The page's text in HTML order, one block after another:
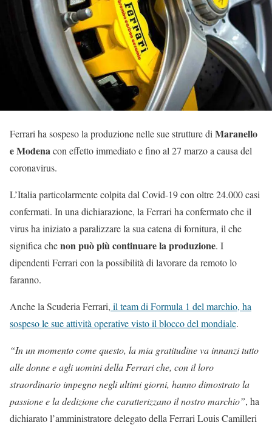
Ferrari ha sospeso la produzione nelle sue strutture di Maranello
e Modenacon effetto immediato e fino al 27 marzo a causa del
coronavirus.
L’Italia particolarmente colpita dal Covid-19 con oltre 24.000 casi
confermati. In una dichiarazione, la Ferrari ha confermato che il
virus ha iniziato a paralizzare la sua catena di fornitura, il che
significa chenon può più continuare la produzione. I
dipendenti Ferrari con la possibilità di lavorare da remoto lo
faranno.
Anche la Scuderia Ferrari, il team di Formula 1 del marchio, ha
sospeso le sue attività operative visto il blocco del mondiale.
“In un momento come questo, la mia gratitudine va innanzi tutto
alle donne e agli uomini della Ferrari che, con il loro
straordinario impegno negli ultimi giorni, hanno dimostrato la
passione e la dedizione che caratterizzano il nostro marchio”, ha
dichiarato l’amministratore delegato della Ferrari Louis Camilleri